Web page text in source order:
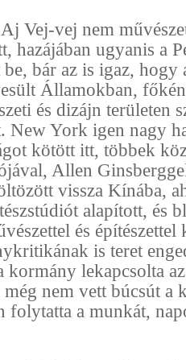
Vej-vej nem
hazájában ugyanis a
bár az is igaz, hogy
Államokban,
és dizájn területen
New York igen nagy
kötött itt, többek
Allen
vissza Kínába,
alapított, és
és építészettel
is teret
lekapcsolta
nem vett búcsút a
folytatta a munkát,